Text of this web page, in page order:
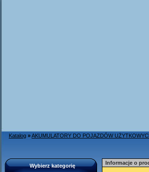
Katalog »AKUMULATORY DO POJAZDÓW
Wybierz kategorię Informacje o